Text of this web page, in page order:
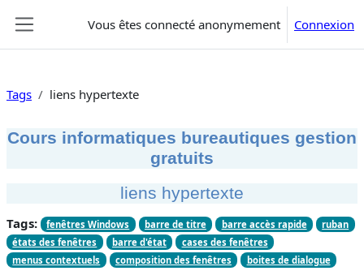
Vous êtes connecté anonymement Connexion
Tags liens hypertexte
Cours informatiques bureautiques gestion
gratuits
liens hypertexte
Tags: fenêtres Windows barre de titre barre accès rapide
ruban
états des fenêtres
barre d'état
cases des fenêtres
menus contextuels
composition des fenêtres boites de dialogue